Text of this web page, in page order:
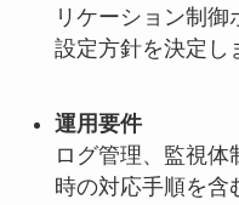
リケーション制
設定方針を決定し
運用要件
ログ管理、監視
時の対応手順を含